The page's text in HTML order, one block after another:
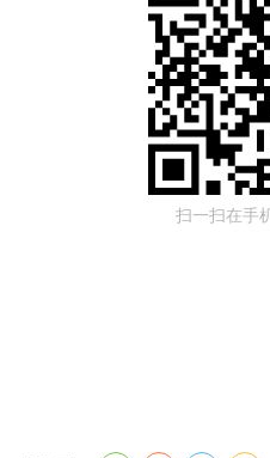
扫一扫在手